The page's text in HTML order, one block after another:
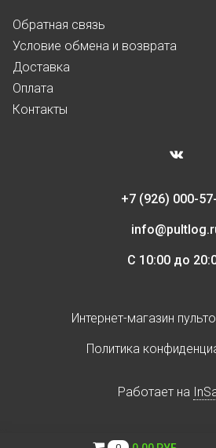
Обратная связь
Условие обмена и возврата
Доставка
Оплата
Контакты
+7 (926) 000-
С 10:00 до
Интернет-магазин
Политика
Работает на